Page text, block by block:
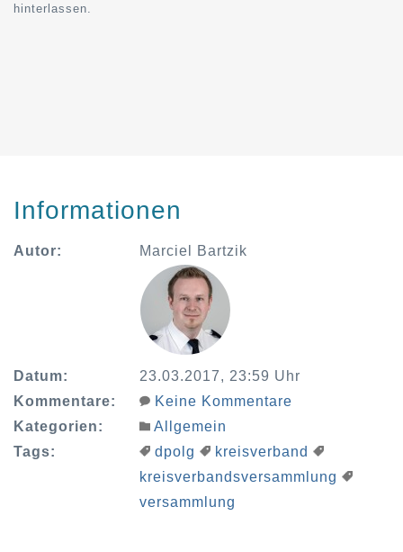
hinterlassen.
Informationen
Autor: Marciel Bartzik
Datum:
23.03.2017, 23:59 Uhr
Kommentare:
Keine Kommentare
Kategorien:
Allgemein
Tags:
dpolg
kreisverband
kreisverbandsversammlung
versammlung